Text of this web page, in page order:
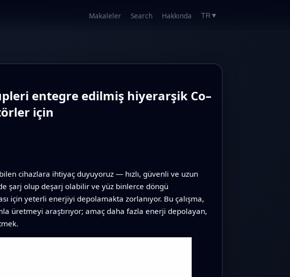
Makaleler Search Hakkında TR ▼
entegre edilmiş hiyerarşik Co–
için
cihazlara ihtiyaç duyuyoruz — hızlı, güvenli ve uzun
şarj olup deşarj olabilir ve yüz binlerce döngü
için yeterli enerjiyi depolamakta zorlanıyor. Bu çalışma,
üretmeyi araştırıyor; amaç daha fazla enerji depolayan,